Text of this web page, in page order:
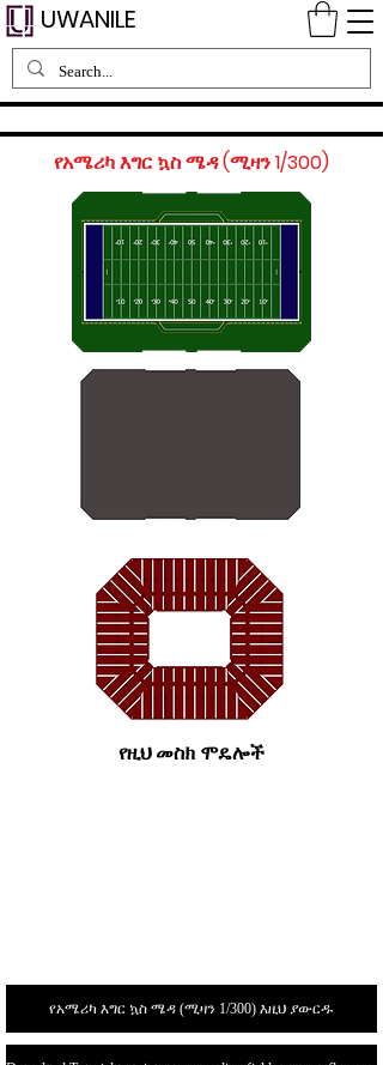
UWANILE
የአሜሪካ እግር ኳስ ሜዳ (ሚዛን 1/300)
የዚህ መስክ ሞዴሎች
የአሜሪካ እግር ኳስ ሜዳ (ሚዛን 1/300) እዚህ ያውርዱ